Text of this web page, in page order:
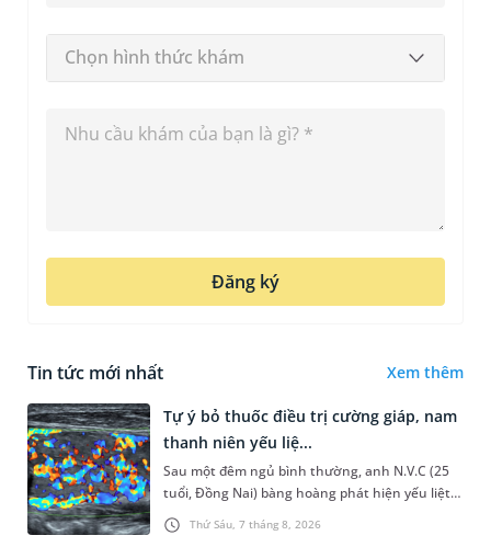
Chọn hình thức khám
Đăng ký
Tin tức mới nhất Xem thêm
Thứ Sáu, 7 tháng 8, 2026
Tự ý bỏ thuốc điều trị cường giáp, nam
thanh niên yếu liệ...
Sau một đêm ngủ bình thường, anh N.V.C (25
tuổi, Đồng Nai) bàng hoàng phát hiện yếu liệt 2
chân, không thể vận động đi lại được. Kết quả
thăm khám tại Phòng...